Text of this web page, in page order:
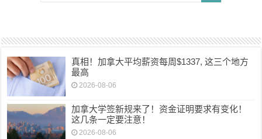
真相！加拿大平均薪资每周$1337, 这三个地方
最高
2026-08-06
加拿大学签新规来了！资金证明要求有变化！
这几条一定要注意！
2026-08-06